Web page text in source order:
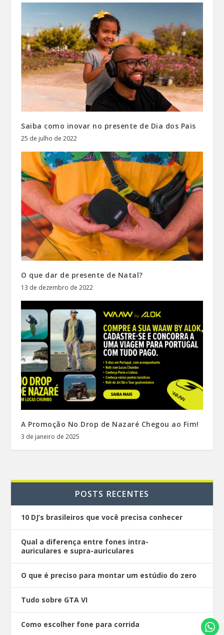
Saiba como inovar no presente de Dia dos Pais
25 de julho de 2022
O que dar de presente de Natal?
13 de dezembro de 2022
A Promoção No Drop de Nazaré Chegou ao Fim!
3 de janeiro de 2025
POSTS RECENTES
10 DJ’s brasileiros que você precisa conhecer
Qual a diferença entre fones intra-
auriculares e supra-auriculares
O que é preciso para montar um estúdio do zero
Tudo sobre GTA VI
Como escolher fone para corrida